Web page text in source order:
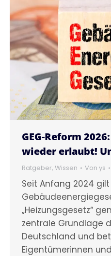
GEG-Reform
wieder erlaubt!
Ratgeber, Wissen Von ys
Seit Anfang 2024
„Heizungsgesetz“
zentrale Grundlage
Deutschland und
Eigentümerinnen